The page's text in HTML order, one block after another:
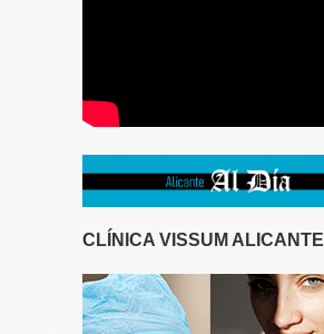
CLÍNICA VISSUM ALICANTE